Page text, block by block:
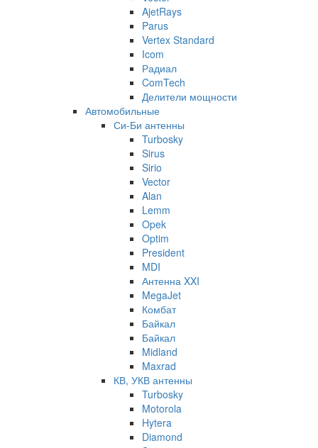
AjetRays
Parus
Vertex Standard
Icom
Радиал
ComTech
Делители мощности
Автомобильные
Си-Би антенны
Turbosky
Sirus
Sirio
Vector
Alan
Lemm
Opek
Optim
President
MDI
Антенна XXI
MegaJet
Комбат
Байкал
Байкал
Midland
Maxrad
КВ, УКВ антенны
Turbosky
Motorola
Hytera
Diamond